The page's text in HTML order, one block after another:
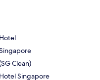
Clean)
Singapore